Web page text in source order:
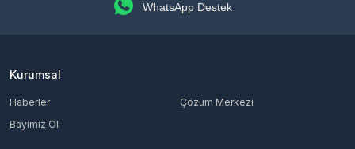
WhatsApp Destek
Kurumsal
Haberler
Çözüm Merkezi
Bayimiz Ol